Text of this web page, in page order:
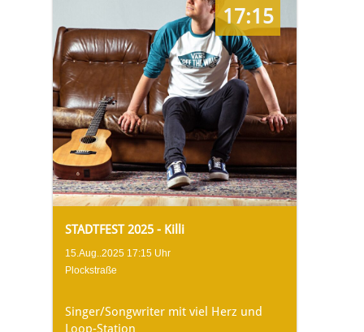
17:15
STADTFEST 2025 - Killi
15.Aug..2025 17:15 Uhr
Plockstraße
Singer/Songwriter mit viel Herz und
Loop-Station